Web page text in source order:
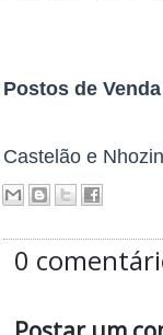
Postos de
Castelão e
0